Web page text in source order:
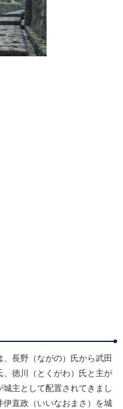
長野（ながの）氏から武田
徳川（とくがわ）氏と主が
主として配置されてきまし
直政（いいなおまさ）を城